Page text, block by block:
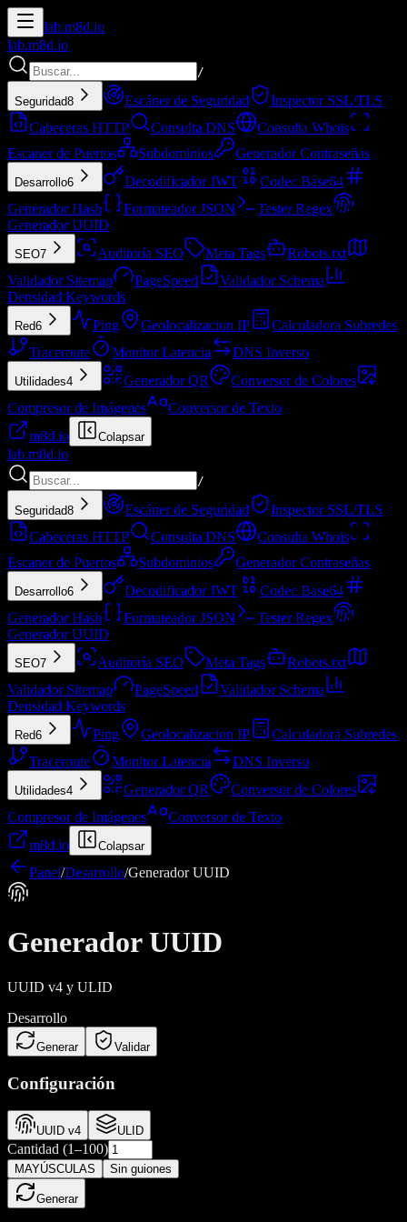
lab.m8d.io
lab.m8d.io
/
Seguridad8 Escáner de Seguridad
Inspector SSL/TLS
Cabeceras HTTP
Consulta DNS
Consulta Whois
Escaner de Puertos
Subdominios Generador Contraseñas
Desarrollo6 Decodificador JWT
Codec Base64
Generador Hash
Formateador JSON
Tester Regex
Generador UUID
SEO7 Auditoría SEO Meta Tags
Robots.txt
Validador Sitemap
PageSpeed
Validador Schema
Densidad Keywords
Red6 Ping Geolocalizacion IP
Calculadora Subredes
Traceroute
Monitor Latencia DNS Inverso
Utilidades4 Generador QR
Conversor de Colores
Compresor de Imágenes
Conversor de Texto
m8d.io
Colapsar
lab.m8d.io
/
Seguridad8 Escáner de Seguridad
Inspector SSL/TLS
Cabeceras HTTP
Consulta DNS
Consulta Whois
Escaner de Puertos
Subdominios Generador Contraseñas
Desarrollo6 Decodificador JWT
Codec Base64
Generador Hash
Formateador JSON
Tester Regex
Generador UUID
SEO7 Auditoría SEO Meta Tags
Robots.txt
Validador Sitemap
PageSpeed
Validador Schema
Densidad Keywords
Red6 Ping Geolocalizacion IP
Calculadora Subredes
Traceroute
Monitor Latencia DNS Inverso
Utilidades4 Generador QR
Conversor de Colores
Compresor de Imágenes
Conversor de Texto
m8d.io
Colapsar
Panel/Desarrollo/Generador UUID
Generador UUID
UUID v4 y ULID
Desarrollo
Generar Validar
Configuración
UUID v4 ULID
Cantidad (1–100)
MAYÚSCULAS Sin guiones
Generar